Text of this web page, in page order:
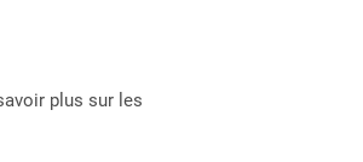
plus sur les